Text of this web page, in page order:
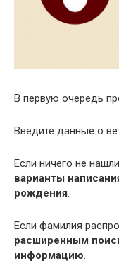
В первую очередь
Введите данные о
Если ничего не
варианты
рождения.
Если фамилия
расширенным
информацию.